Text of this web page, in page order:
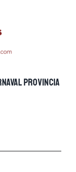
PROVINCIA